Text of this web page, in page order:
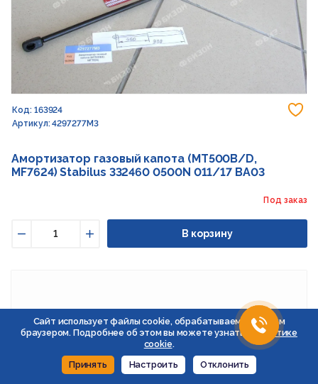
Код: 163924
Артикул: 4297277M3
Амортизатор газовый капота (MT500B/D,
MF7624) Stabilus 332460 0500N 011/17 BA03
Под заказ
Увеличить
В корзину
Сайт использует файлы cookie, обрабатываемые вашим
браузером. Подробнее об этом вы можете узнать в Политике
cookie.
Принять
Настроить Отклонить